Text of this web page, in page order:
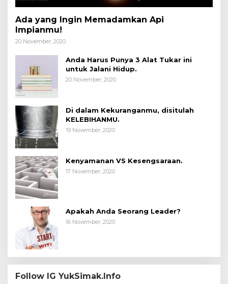
Ada yang Ingin Memadamkan Api
Impianmu!
20 November, 2020
Anda Harus Punya 3 Alat Tukar ini
untuk Jalani Hidup.
20 November, 2020
Di dalam Kekuranganmu, disitulah
KELEBIHANMU.
19 November, 2020
Kenyamanan VS Kesengsaraan.
17 November, 2020
Apakah Anda Seorang Leader?
16 November, 2020
Follow IG YukSimak.Info